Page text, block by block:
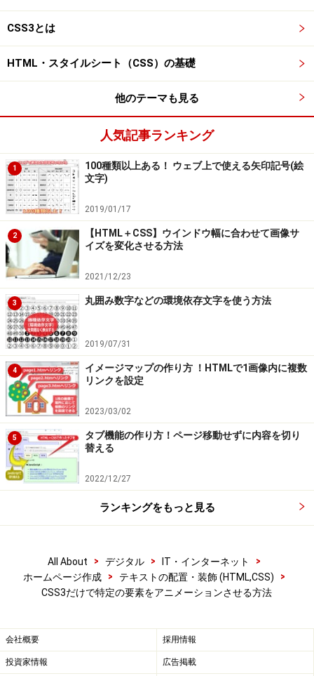
CSS3とは
HTML・スタイルシート（CSS）の基礎
他のテーマも見る
人気記事ランキング
1
100種類以上ある！ ウェブ上で使える矢印記号(絵
文字)
2019/01/17
2
【HTML＋CSS】ウインドウ幅に合わせて画像サ
イズを変化させる方法
2021/12/23
3 丸囲み数字などの環境依存文字を使う方法
2019/07/31
4
イメージマップの作り方 ！HTMLで1画像内に複数
リンクを設定
2023/03/02
5
タブ機能の作り方！ページ移動せずに内容を切り
替える
2022/12/27
ランキングをもっと見る
All About > デジタル > IT・インターネット
>
ホームページ作成
> テキストの配置・装飾 (HTML,CSS)
>
CSS3だけで特定の要素をアニメーションさせる方法
会社概要 採用情報
投資家情報 広告掲載